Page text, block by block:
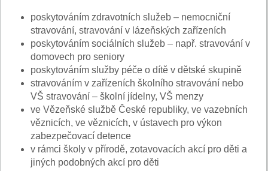
poskytováním zdravotních služeb – nemocniční
stravování, stravování v lázeňských zařízeních
poskytováním sociálních služeb – např. stravování v
domovech pro seniory
poskytováním služby péče o dítě v dětské skupině
stravováním v zařízeních školního stravování nebo
VŠ stravování – školní jídelny, VŠ menzy
ve Vězeňské službě České republiky, ve vazebních
věznicích, ve věznicích, v ústavech pro výkon
zabezpečovací detence
v rámci školy v přírodě, zotavovacích akcí pro děti a
jiných podobných akcí pro děti